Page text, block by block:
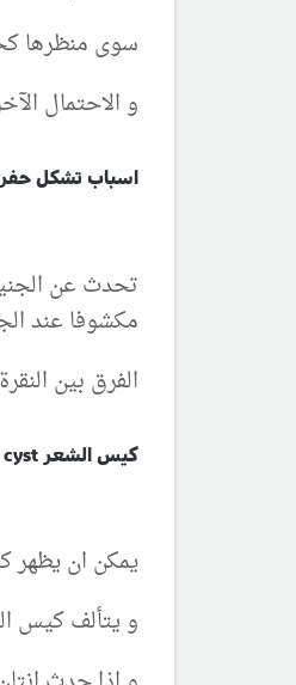
سوى منظرها
و الاحتمال
اسباب تشكل
تحدث عن
مكشوفا عند
الفرق بين
كيس الشعر pilonidal cyst :
يمكن ان يظهر
و يتألف كيس